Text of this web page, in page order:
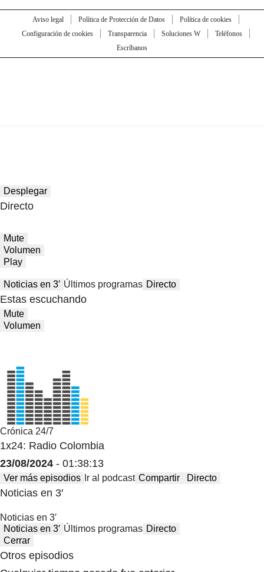
Aviso legal Política de Protección de Datos
Política de cookies
Configuración de cookies
Transparencia Soluciones W
Teléfonos
Escríbanos
Desplegar
Directo
Mute
Volumen
Play
Noticias en 3′ Últimos programas Directo
Estas escuchando
Mute
Volumen
Crónica 24/7
1x24: Radio Colombia
23/08/2024 - 01:38:13
Ver más episodios Ir al podcast Compartir Directo
Noticias en 3′
Noticias en 3′
Noticias en 3′ Últimos programas Directo
Cerrar
Otros episodios